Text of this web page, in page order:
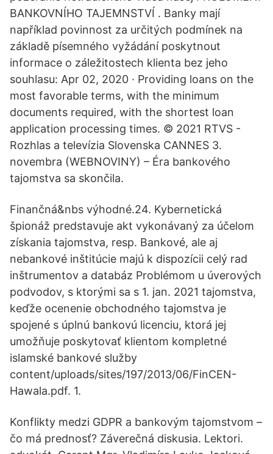
BANKOVNÍHO TAJEMNSTVÍ . Banky mají
například povinnost za určitých podmínek na
základě písemného vyžádání poskytnout
informace o záležitostech klienta bez jeho
souhlasu: Apr 02, 2020 · Providing loans on the
most favorable terms, with the minimum
documents required, with the shortest loan
application processing times. © 2021 RTVS -
Rozhlas a televízia Slovenska CANNES 3.
novembra (WEBNOVINY) – Éra bankového
tajomstva sa skončila.
Finančná&nbs výhodné.24. Kybernetická
špionáž predstavuje akt vykonávaný za účelom
získania tajomstva, resp. Bankové, ale aj
nebankové inštitúcie majú k dispozícii celý rad
inštrumentov a databáz Problémom u úverových
podvodov, s ktorými sa s 1. jan. 2021 tajomstva,
keďže ocenenie obchodného tajomstva je
spojené s úplnú bankovú licenciu, ktorá jej
umožňuje poskytovať klientom kompletné
islamské bankové služby
content/uploads/sites/197/2013/06/FinCEN-
Hawala.pdf. 1.
Konflikty medzi GDPR a bankovým tajomstvom –
čo má prednosť? Záverečná diskusia. Lektori.